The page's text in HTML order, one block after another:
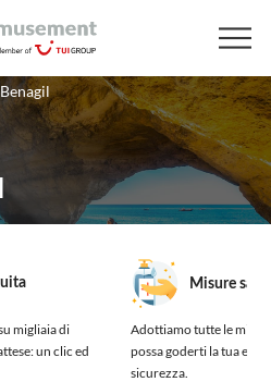
migliaia di
un clic ed
Misure
Adottiamo tutte le
possa goderti la tua
sicurezza.